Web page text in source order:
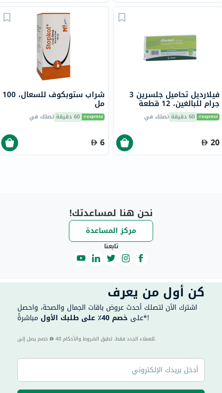
فيلارديل تحاميل جلسرين 3
جرام للبالغين، 12 قطعة
60 دقيقة تصلك في
20
شراب ستوبكوف للسعال، 100
مل
60 دقيقة تصلك في
6
نحن هنا لمساعدتك!
مركز المساعدة
تابعنا
كن أول من يعرف
اشترك الآن لتصلك أحدث عروض باقات الجمال والصحة، واحصل
على خصم 40٪ على طلبك الأول مباشرةً*!
40 للعملاء الجدد فقط. تطبق الشروط والأحكام.